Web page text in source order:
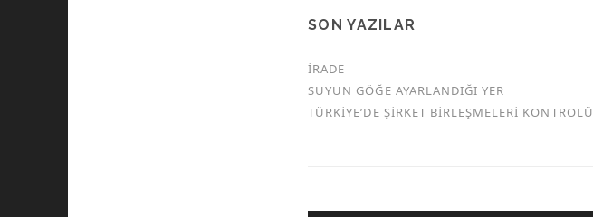
SON YAZILAR
İRADE
SUYUN GÖĞE AYARLANDIĞI YER
TÜRKİYE’DE ŞİRKET BİRLEŞMELERİ KONTROLÜ